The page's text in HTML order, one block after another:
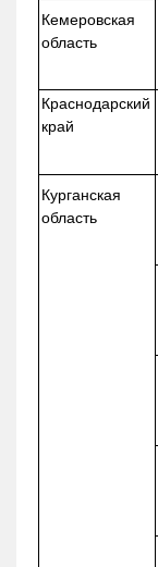
Кемеровская
область
Краснодарский
край
Курганская
область